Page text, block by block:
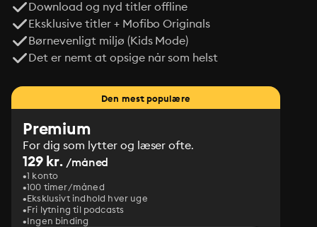
Download og nyd titler offline
Eksklusive titler + Mofibo Originals
Børnevenligt miljø (Kids Mode)
Det er nemt at opsige når som helst
Den mest populære
Premium
For dig som lytter og læser ofte.
129 kr. /måned
1 konto
100 timer/måned
Eksklusivt indhold hver uge
Fri lytning til podcasts
Ingen binding